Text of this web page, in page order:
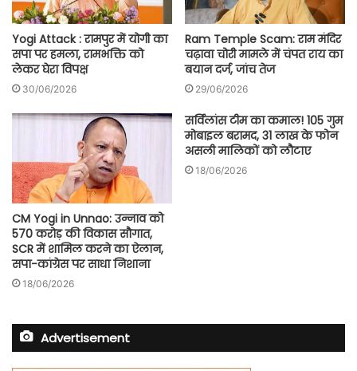
Yogi Attack : रामपुर में योगी का
सपा पर हमला, रामभक्ति को
लेकर घेरा विपक्ष
30/06/2026
Ram Temple Scam: राम मंदिर
चढ़ावा चोरी मामले में चंपत राय का
बयान दर्ज, जांच तेज
29/06/2026
CM Yogi in Unnao: उन्नाव को
570 करोड़ की विकास सौगात,
SCR में शामिल करने का ऐलान,
सपा-कांग्रेस पर साधा निशाना
18/06/2026
सर्विलांस टीम का कमाल! 105 गुम
मोबाइल बरामद, 31 लाख के फोन
असली मालिकों को लौटाए
18/06/2026
Advertisement